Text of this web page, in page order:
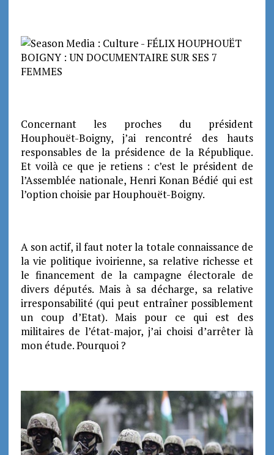
Concernant les proches du président
Houphouët-Boigny, j’ai rencontré des hauts
responsables de la présidence de la République.
Et voilà ce que je retiens : c’est le président de
l’Assemblée nationale, Henri Konan Bédié qui est
l’option choisie par Houphouët-Boigny.
A son actif, il faut noter la totale connaissance de
la vie politique ivoirienne, sa relative richesse et
le financement de la campagne électorale de
divers députés. Mais à sa décharge, sa relative
irresponsabilité (qui peut entraîner possiblement
un coup d’Etat). Mais pour ce qui est des
militaires de l’état-major, j’ai choisi d’arrêter là
mon étude. Pourquoi ?